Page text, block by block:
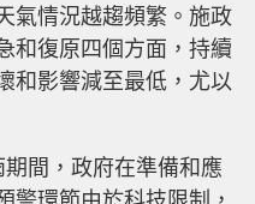
氣情況越趨頻繁。施政
和復原四個方面，持續
和影響減至最低，尤以
間，政府在準備和應